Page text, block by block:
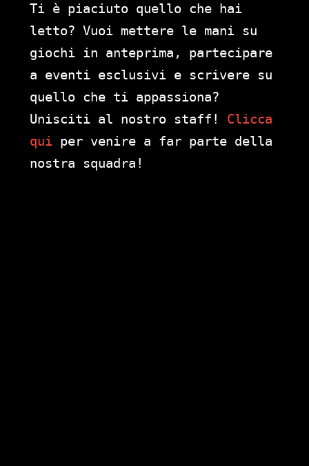
Ti è piaciuto quello che hai
letto? Vuoi mettere le mani su
giochi in anteprima, partecipare
a eventi esclusivi e scrivere su
quello che ti appassiona?
Unisciti al nostro staff! Clicca
qui per venire a far parte della
nostra squadra!